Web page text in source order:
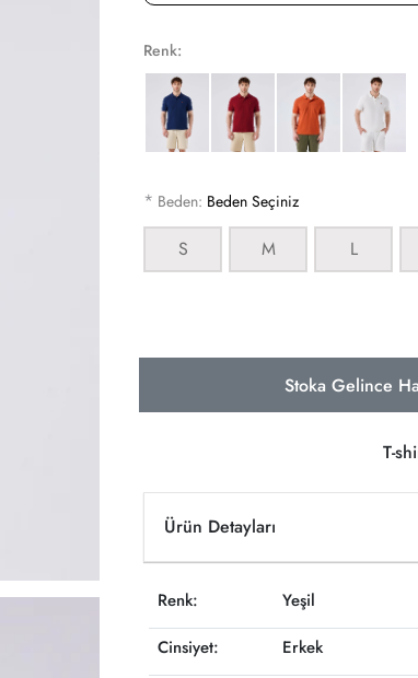
Renk:
* Beden: Beden Seçiniz
S M L
Stoka Gelince
T-
Ürün Detayları
Renk:
Yeşil
Cinsiyet:
Erkek